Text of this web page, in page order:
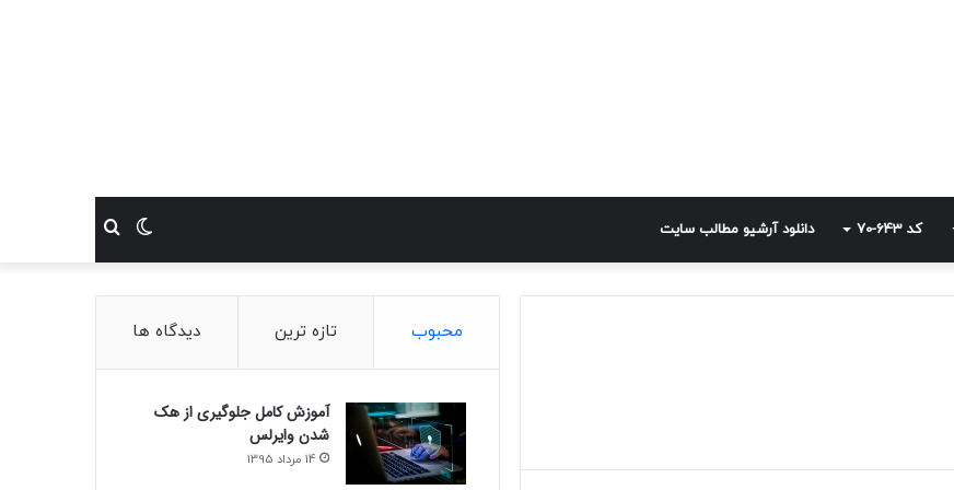
کد 643-70 دانلود آرشیو مطالب سایت جستجو
برای
تغییر
پوسته
محبوب تازه ترین دیدگاه ها
آموزش کامل جلوگیری از هک
شدن وایرلس
14 مرداد 1395